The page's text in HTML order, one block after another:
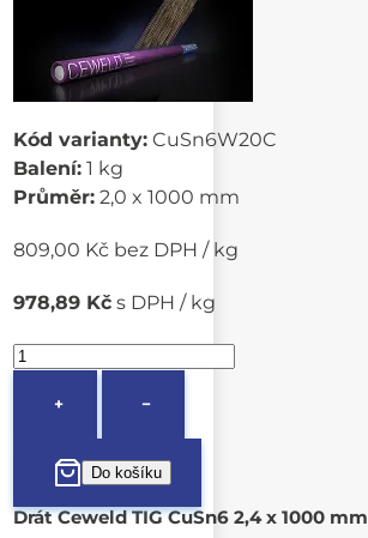
Kód varianty: CuSn6W20C
Balení: 1 kg
Průměr: 2,0 x 1000 mm
809,00 Kč bez DPH / kg
978,89 Kč s DPH / kg
+ −
Drát Ceweld TIG CuSn6 2,4 x 1000 mm